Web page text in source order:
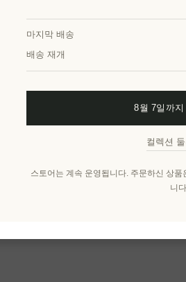
습니다. 1 lt 당 ₩36,148과
마지막 배송
배송 재개
8월 7일까지
컬렉션
스토어는 계속 운영됩니다. 주문하신 상
니다.